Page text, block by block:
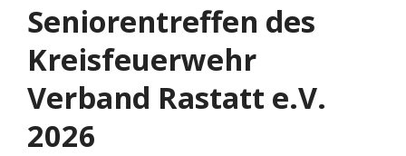
Seniorentreffen des
Kreisfeuerwehr
Verband Rastatt e.V.
2026